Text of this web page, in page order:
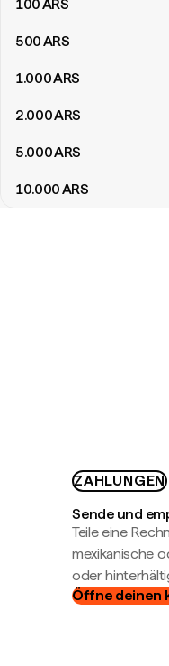
100ARS
500ARS
1.000ARS
2.000ARS
5.000ARS
10.000ARS
ZAHLUNGEN
Sende und
Teile eine
mexikanische
oder
Öffne deinen